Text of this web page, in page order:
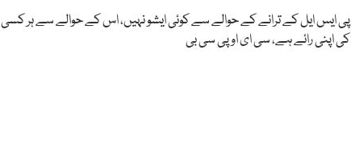
پی ایس ایل کے ترانے کے حوالے سے کوئی ایشو نہیں، اس کے حوالے سے ہر کسی
کی اپنی رائے ہے، سی ای او پی سی بی